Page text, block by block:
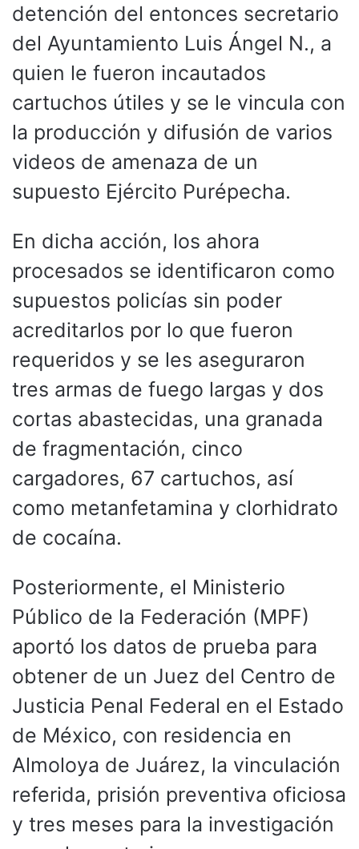
detención del entonces secretario
del Ayuntamiento Luis Ángel N., a
quien le fueron incautados
cartuchos útiles y se le vincula con
la producción y difusión de varios
videos de amenaza de un
supuesto Ejército Purépecha.
En dicha acción, los ahora
procesados se identificaron como
supuestos policías sin poder
acreditarlos por lo que fueron
requeridos y se les aseguraron
tres armas de fuego largas y dos
cortas abastecidas, una granada
de fragmentación, cinco
cargadores, 67 cartuchos, así
como metanfetamina y clorhidrato
de cocaína.
Posteriormente, el Ministerio
Público de la Federación (MPF)
aportó los datos de prueba para
obtener de un Juez del Centro de
Justicia Penal Federal en el Estado
de México, con residencia en
Almoloya de Juárez, la vinculación
referida, prisión preventiva oficiosa
y tres meses para la investigación